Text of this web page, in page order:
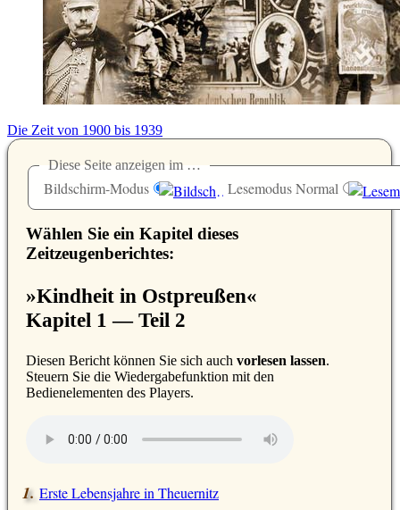
Die Zeit von 1900 bis 1939
Diese Seite anzeigen im …
Bildschirm-Modus Lesemodus Normal
Wählen Sie ein Kapitel dieses
Zeitzeugenberichtes:
»Kindheit in Ostpreußen«
Kapitel 1 — Teil 2
Diesen Bericht können Sie sich auch vorlesen lassen.
Steuern Sie die Wiedergabefunktion mit den
Bedienelementen des Players.
Erste Lebensjahre in Theuernitz